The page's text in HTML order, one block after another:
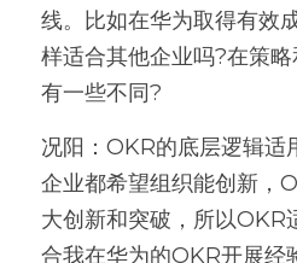
线。比如在华为取得有效
样适合其他企业吗?在策
有一些不同?
况阳：OKR的底层逻辑适
企业都希望组织能创新，
大创新和突破，所以OKR
合我在华为的OKR开展经